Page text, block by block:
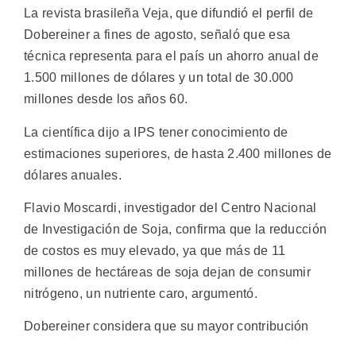
La revista brasileña Veja, que difundió el perfil de
Dobereiner a fines de agosto, señaló que esa
técnica representa para el país un ahorro anual de
1.500 millones de dólares y un total de 30.000
millones desde los años 60.
La científica dijo a IPS tener conocimiento de
estimaciones superiores, de hasta 2.400 millones de
dólares anuales.
Flavio Moscardi, investigador del Centro Nacional
de Investigación de Soja, confirma que la reducción
de costos es muy elevado, ya que más de 11
millones de hectáreas de soja dejan de consumir
nitrógeno, un nutriente caro, argumentó.
Dobereiner considera que su mayor contribución